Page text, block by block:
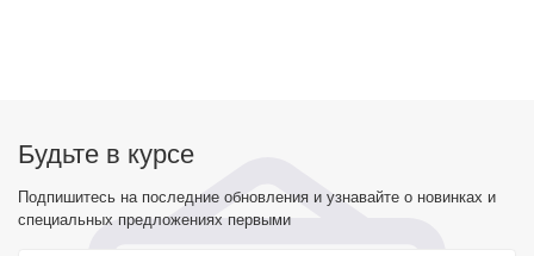
Будьте в курсе
Подпишитесь на последние обновления и узнавайте о новинках и
специальных предложениях первыми